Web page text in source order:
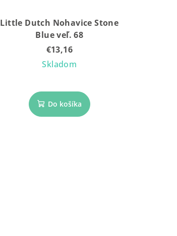
Little Dutch Nohavice Stone
Blue veľ. 68
€13,16
Skladom
Do košíka